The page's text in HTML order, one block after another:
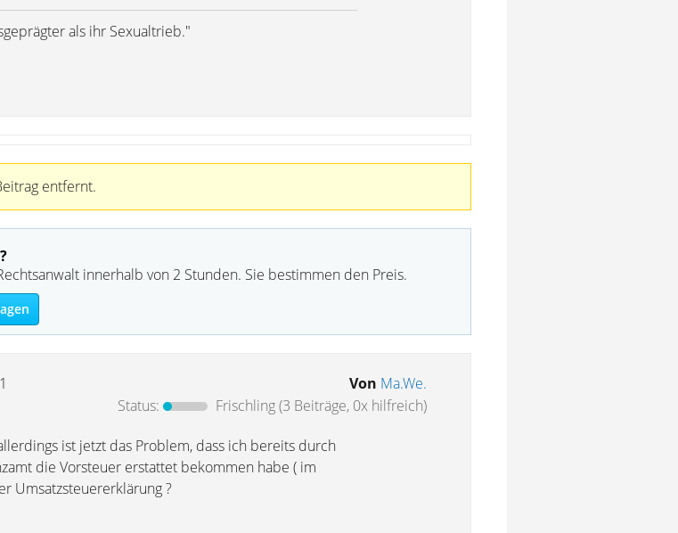
als ihr Sexualtrieb."
entfernt.
innerhalb von 2 Stunden. Sie bestimmen den Preis.
Von Ma.We.
Status:
Frischling(3 Beiträge, 0x hilfreich)
ist jetzt das Problem, dass ich bereits durch
die Vorsteuer erstattet bekommen habe ( im
Umsatzsteuererklärung ?